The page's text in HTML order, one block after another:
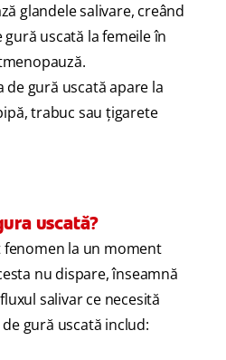
glandele salivare, creând
gură uscată la femeile în
de gură uscată apare la
trabuc sau ţigarete
uscată?
la un moment
nu dispare, înseamnă
salivar ce necesită
gură uscată includ: